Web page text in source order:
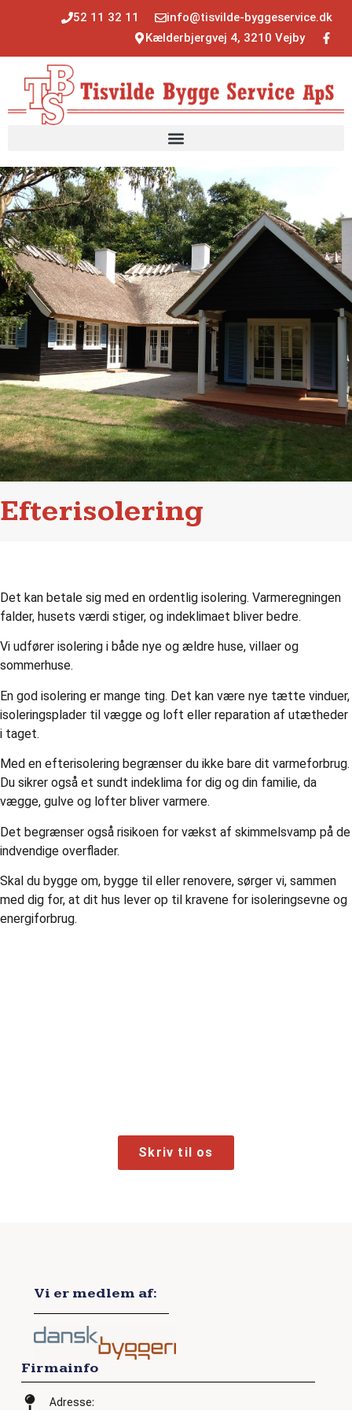
52 11 32 11
info@tisvilde-byggeservice.dk
Kælderbjergvej 4, 3210 Vejby
Efterisolering
Det kan betale sig med en ordentlig isolering. Varmeregningen
falder, husets værdi stiger, og indeklimaet bliver bedre.
Vi udfører isolering i både nye og ældre huse, villaer og
sommerhuse.
En god isolering er mange ting. Det kan være nye tætte vinduer,
isoleringsplader til vægge og loft eller reparation af utætheder
i taget.
Med en efterisolering begrænser du ikke bare dit varmeforbrug.
Du sikrer også et sundt indeklima for dig og din familie, da
vægge, gulve og lofter bliver varmere.
Det begrænser også risikoen for vækst af skimmelsvamp på de
indvendige overflader.
Skal du bygge om, bygge til eller renovere, sørger vi, sammen
med dig for, at dit hus lever op til kravene for isoleringsevne og
energiforbrug.
Skriv til os
Firmainfo
Adresse:
Vi er medlem af: